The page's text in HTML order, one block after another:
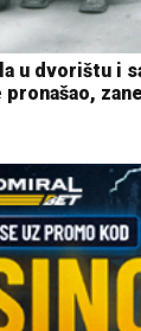
u dvorištu i